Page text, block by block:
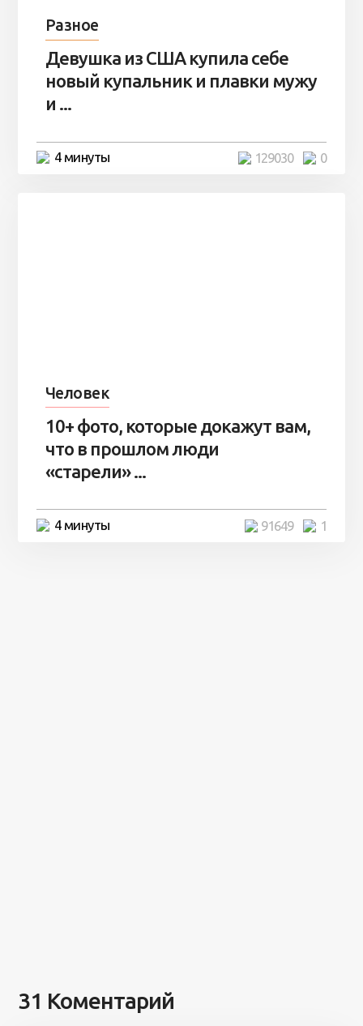
Разное
Девушка из США купила себе
новый купальник и плавки мужу
и ...
4 минуты 0
129030
Человек
10+ фото, которые докажут вам,
что в прошлом люди
«старели» ...
4 минуты 1
91649
31 Коментарий